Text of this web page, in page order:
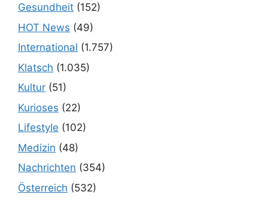
Gesundheit (152)
HOT News (49)
International (1.757)
Klatsch (1.035)
Kultur (51)
Kurioses (22)
Lifestyle (102)
Medizin (48)
Nachrichten (354)
Österreich (532)